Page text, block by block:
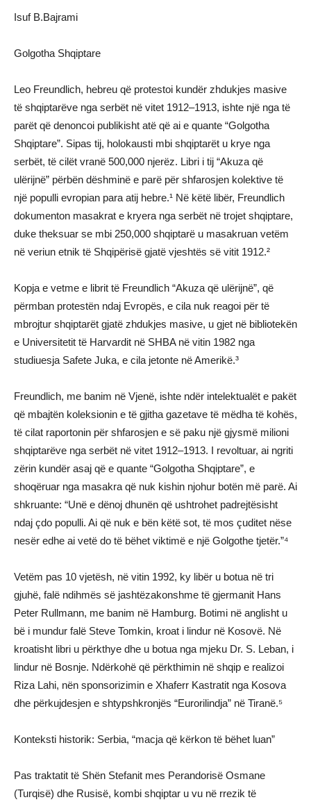
Isuf B.Bajrami
Golgotha Shqiptare
Leo Freundlich, hebreu që protestoi kundër zhdukjes masive
të shqiptarëve nga serbët në vitet 1912–1913, ishte një nga të
parët që denoncoi publikisht atë që ai e quante “Golgotha
Shqiptare”. Sipas tij, holokausti mbi shqiptarët u krye nga
serbët, të cilët vranë 500,000 njerëz. Libri i tij “Akuza që
ulërijnë” përbën dëshminë e parë për shfarosjen kolektive të
një populli evropian para atij hebre.¹ Në këtë libër, Freundlich
dokumenton masakrat e kryera nga serbët në trojet shqiptare,
duke theksuar se mbi 250,000 shqiptarë u masakruan vetëm
në veriun etnik të Shqipërisë gjatë vjeshtës së vitit 1912.²
Kopja e vetme e librit të Freundlich “Akuza që ulërijnë”, që
përmban protestën ndaj Evropës, e cila nuk reagoi për të
mbrojtur shqiptarët gjatë zhdukjes masive, u gjet në bibliotekën
e Universitetit të Harvardit në SHBA në vitin 1982 nga
studiuesja Safete Juka, e cila jetonte në Amerikë.³
Freundlich, me banim në Vjenë, ishte ndër intelektualët e pakët
që mbajtën koleksionin e të gjitha gazetave të mëdha të kohës,
të cilat raportonin për shfarosjen e së paku një gjysmë milioni
shqiptarëve nga serbët në vitet 1912–1913. I revoltuar, ai ngriti
zërin kundër asaj që e quante “Golgotha Shqiptare”, e
shoqëruar nga masakra që nuk kishin njohur botën më parë. Ai
shkruante: “Unë e dënoj dhunën që ushtrohet padrejtësisht
ndaj çdo populli. Ai që nuk e bën këtë sot, të mos çuditet nëse
nesër edhe ai vetë do të bëhet viktimë e një Golgothe tjetër.”⁴
Vetëm pas 10 vjetësh, në vitin 1992, ky libër u botua në tri
gjuhë, falë ndihmës së jashtëzakonshme të gjermanit Hans
Peter Rullmann, me banim në Hamburg. Botimi në anglisht u
bë i mundur falë Steve Tomkin, kroat i lindur në Kosovë. Në
kroatisht libri u përkthye dhe u botua nga mjeku Dr. S. Leban, i
lindur në Bosnje. Ndërkohë që përkthimin në shqip e realizoi
Riza Lahi, nën sponsorizimin e Xhaferr Kastratit nga Kosova
dhe përkujdesjen e shtypshkronjës “Eurorilindja” në Tiranë.⁵
Konteksti historik: Serbia, “macja që kërkon të bëhet luan”
Pas traktatit të Shën Stefanit mes Perandorisë Osmane
(Turqisë) dhe Rusisë, kombi shqiptar u vu në rrezik të